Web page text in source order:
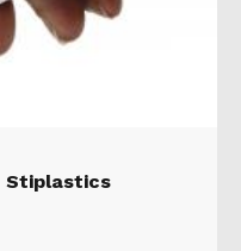
Stiplastics